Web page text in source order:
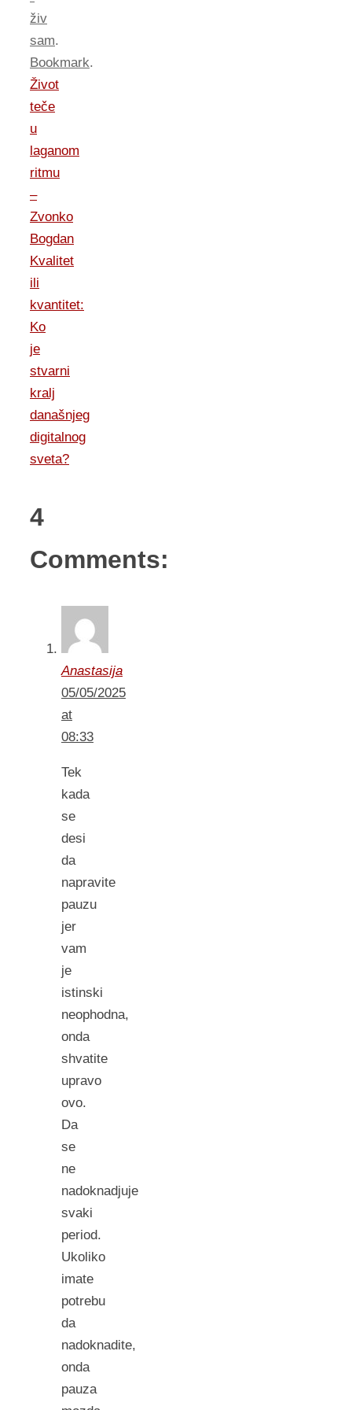
živ
sam.
Bookmark.
Život
teče
u
laganom
ritmu
–
Zvonko
Bogdan
Kvalitet
ili
kvantitet:
Ko
je
stvarni
kralj
današnjeg
digitalnog
sveta?
4
Comments:
Anastasija
05/05/2025
at
08:33
Tek
kada
se
desi
da
napravite
pauzu
jer
vam
je
istinski
neophodna,
onda
shvatite
upravo
ovo.
Da
se
ne
nadoknadjuje
svaki
period.
Ukoliko
imate
potrebu
da
nadoknadite,
onda
pauza